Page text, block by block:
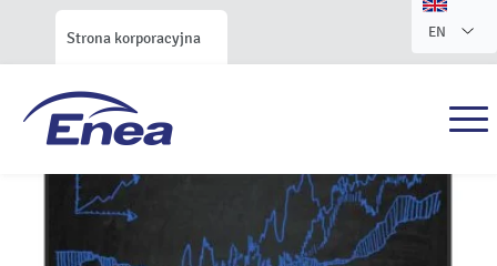
Strona korporacyjna EN